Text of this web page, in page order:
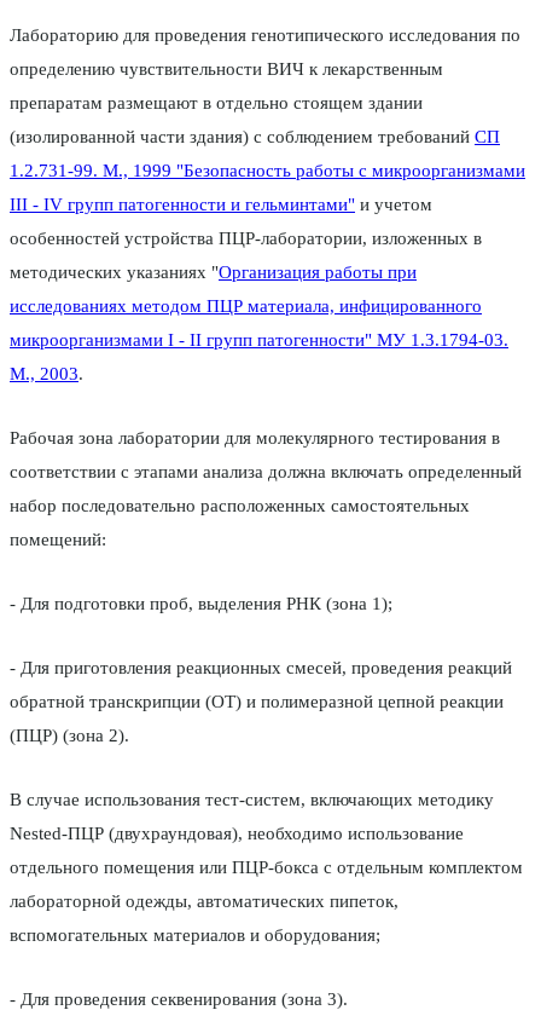
Лабораторию для проведения генотипического исследования по
определению чувствительности ВИЧ к лекарственным
препаратам размещают в отдельно стоящем здании
(изолированной части здания) с соблюдением требований СП
1.2.731-99. М., 1999 "Безопасность работы с микроорганизмами
III - IV групп патогенности и гельминтами" и учетом
особенностей устройства ПЦР-лаборатории, изложенных в
методических указаниях "Организация работы при
исследованиях методом ПЦР материала, инфицированного
микроорганизмами I - II групп патогенности" МУ 1.3.1794-03.
М., 2003.
Рабочая зона лаборатории для молекулярного тестирования в
соответствии с этапами анализа должна включать определенный
набор последовательно расположенных самостоятельных
помещений:
- Для подготовки проб, выделения РНК (зона 1);
- Для приготовления реакционных смесей, проведения реакций
обратной транскрипции (ОТ) и полимеразной цепной реакции
(ПЦР) (зона 2).
В случае использования тест-систем, включающих методику
Nested-ПЦР (двухраундовая), необходимо использование
отдельного помещения или ПЦР-бокса с отдельным комплектом
лабораторной одежды, автоматических пипеток,
вспомогательных материалов и оборудования;
- Для проведения секвенирования (зона 3).